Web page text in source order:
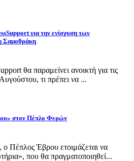
για την ενίσχυση των
Σαμοθράκη
θα παραμείνει ανοικτή για τις
τι πρέπει να ...
στον Πέπλο Φερών
ο Πέπλος Έβρου ετοιμάζεται να
που θα πραγματοποιηθεί...